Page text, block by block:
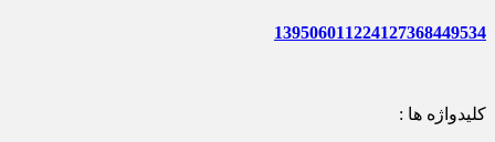
139506011224127368449534
کلیدواژه ها :